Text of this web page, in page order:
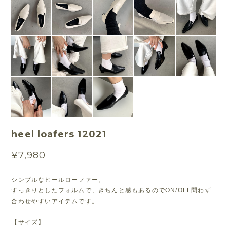
heel loafers 12021
¥7,980
シンプルなヒールローファー。
すっきりとしたフォルムで、きちんと感もあるのでON/OFF問わず
合わせやすいアイテムです。
【サイズ】